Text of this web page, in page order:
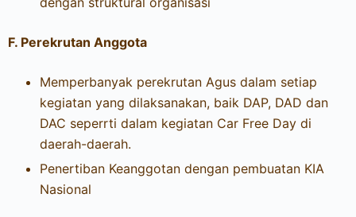
F. Perekrutan Anggota
Memperbanyak perekrutan Agus dalam setiap
kegiatan yang dilaksanakan, baik DAP, DAD dan
DAC seperrti dalam kegiatan Car Free Day di
daerah-daerah.
Penertiban Keanggotan dengan pembuatan KIA
Nasional